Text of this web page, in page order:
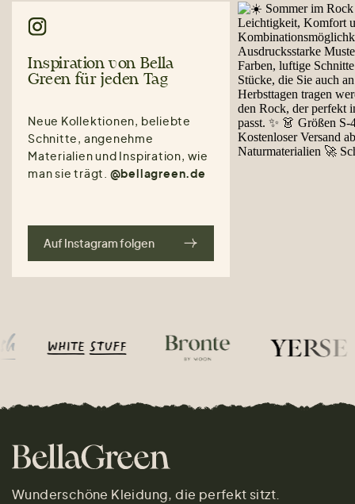
Inspiration von Bella
Green für jeden Tag
Neue Kollektionen, beliebte
Schnitte, angenehme
Materialien und Inspiration, wie
man sie trägt. @bellagreen.de
Auf Instagram folgen
Wunderschöne Kleidung, die perfekt sitzt.